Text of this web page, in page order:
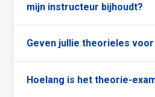
mijn instructeur bijhoudt?
Geven jullie theorieles
Hoelang is het theorie-